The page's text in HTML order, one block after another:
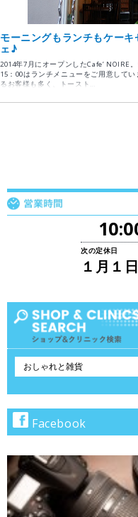
モーニングもランチもケー
ェ♪
2014年7月にオープンしたCafe’ NOIRE
15：00はランチメニューをご用意して
るお客様も多く、トースト…
次の定休日
１月１
テ
で
検
索
Facebook